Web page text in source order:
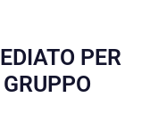
PER